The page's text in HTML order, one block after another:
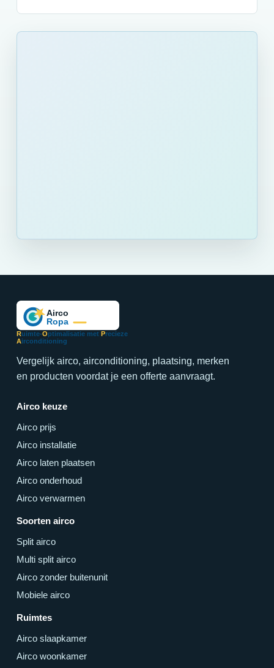
Ruimte-Optimalisatie met Precieze
Airconditioning
Vergelijk airco, airconditioning, plaatsing, merken
en producten voordat je een offerte aanvraagt.
Airco keuze
Airco prijs
Airco installatie
Airco laten plaatsen
Airco onderhoud
Airco verwarmen
Soorten airco
Split airco
Multi split airco
Airco zonder buitenunit
Mobiele airco
Ruimtes
Airco slaapkamer
Airco woonkamer